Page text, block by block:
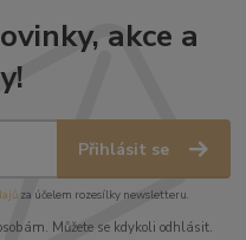
akce a
Přihlásit se
za účelem rozesílky newsletteru.
Můžete se kdykoli odhlásit.